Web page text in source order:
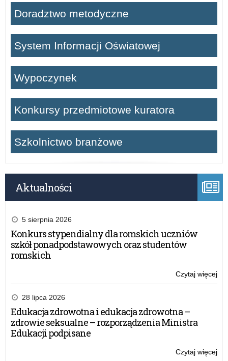
Doradztwo metodyczne
System Informacji Oświatowej
Wypoczynek
Konkursy przedmiotowe kuratora
Szkolnictwo branżowe
Aktualności
5 sierpnia 2026
Konkurs stypendialny dla romskich uczniów
szkół ponadpodstawowych oraz studentów
romskich
Czytaj więcej
28 lipca 2026
Edukacja zdrowotna i edukacja zdrowotna –
zdrowie seksualne – rozporządzenia Ministra
Edukacji podpisane
Czytaj więcej